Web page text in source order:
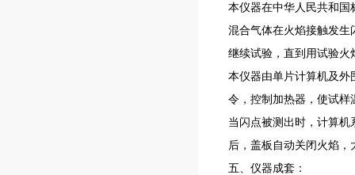
本仪器在中华人民共和
混合气体在火焰接触发
继续试验，直到用试验
本仪器由单片计算机及外
令，控制加热器，使试
当闪点被测出时，计算
后，盖板自动关闭火焰
五、仪器成套：